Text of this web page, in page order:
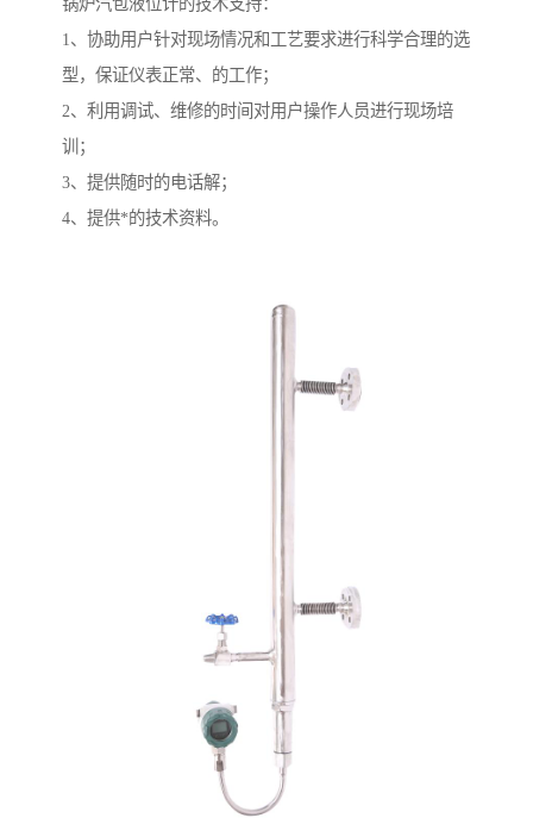
锅炉汽包液位计的技术支持：
1、协助用户针对现场情况和工艺要求进行科学合理的选
型，保证仪表正常、的工作；
2、利用调试、维修的时间对用户操作人员进行现场培
训；
3、提供随时的电话解；
4、提供*的技术资料。